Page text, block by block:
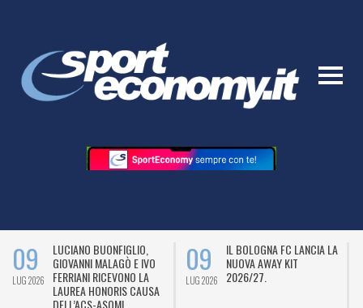
09
LUG 2026
LUCIANO BUONFIGLIO,
GIOVANNI MALAGÒ E IVO
FERRIANI RICEVONO LA
LAUREA HONORIS CAUSA
DELL’ACS-ASOMI
09
LUG 2026
IL BOLOGNA FC LANCIA LA
NUOVA AWAY KIT
2026/27.